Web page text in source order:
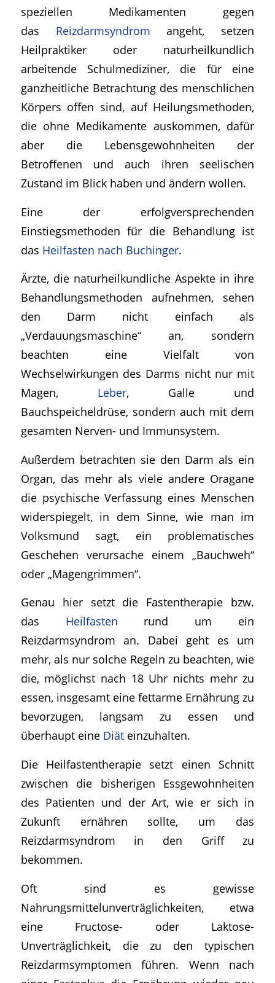
speziellen Medikamenten gegen
das Reizdarmsyndrom angeht, setzen
Heilpraktiker oder naturheilkundlich
arbeitende Schulmediziner, die für eine
ganzheitliche Betrachtung des menschlichen
Körpers offen sind, auf Heilungsmethoden,
die ohne Medikamente auskommen, dafür
aber die Lebensgewohnheiten der
Betroffenen und auch ihren seelischen
Zustand im Blick haben und ändern wollen.
Eine der erfolgversprechenden
Einstiegsmethoden für die Behandlung ist
das Heilfasten nach Buchinger.
Ärzte, die naturheilkundliche Aspekte in ihre
Behandlungsmethoden aufnehmen, sehen
den Darm nicht einfach als
„Verdauungsmaschine“ an, sondern
beachten eine Vielfalt von
Wechselwirkungen des Darms nicht nur mit
Magen, Leber, Galle und
Bauchspeicheldrüse, sondern auch mit dem
gesamten Nerven- und Immunsystem.
Außerdem betrachten sie den Darm als ein
Organ, das mehr als viele andere Oragane
die psychische Verfassung eines Menschen
widerspiegelt, in dem Sinne, wie man im
Volksmund sagt, ein problematisches
Geschehen verursache einem „Bauchweh“
oder „Magengrimmen“.
Genau hier setzt die Fastentherapie bzw.
das Heilfasten rund um ein
Reizdarmsyndrom an. Dabei geht es um
mehr, als nur solche Regeln zu beachten, wie
die, möglichst nach 18 Uhr nichts mehr zu
essen, insgesamt eine fettarme Ernährung zu
bevorzugen, langsam zu essen und
überhaupt eine Diäteinzuhalten.
Die Heilfastentherapie setzt einen Schnitt
zwischen die bisherigen Essgewohnheiten
des Patienten und der Art, wie er sich in
Zukunft ernähren sollte, um das
Reizdarmsyndrom in den Griff zu
bekommen.
Oft sind es gewisse
Nahrungsmittelunverträglichkeiten, etwa
eine Fructose- oder Laktose-
Unverträglichkeit, die zu den typischen
Reizdarmsymptomen führen. Wenn nach